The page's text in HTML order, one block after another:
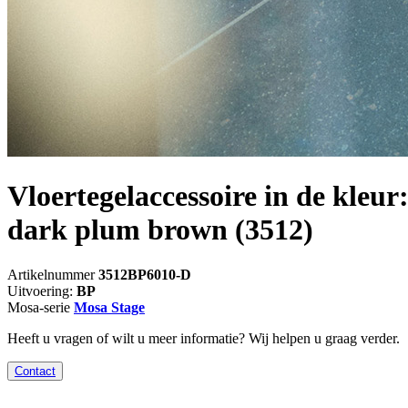
Vloertegelaccessoire in de kleur:
dark plum brown (3512)
Artikelnummer3512BP6010-D
Uitvoering: BP
Mosa-serie Mosa Stage
Heeft u vragen of wilt u meer informatie? Wij helpen u graag verder.
Contact